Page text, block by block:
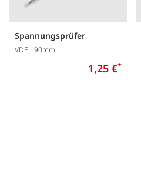
Spannungsprüfer
VDE 190mm
1,25 €*